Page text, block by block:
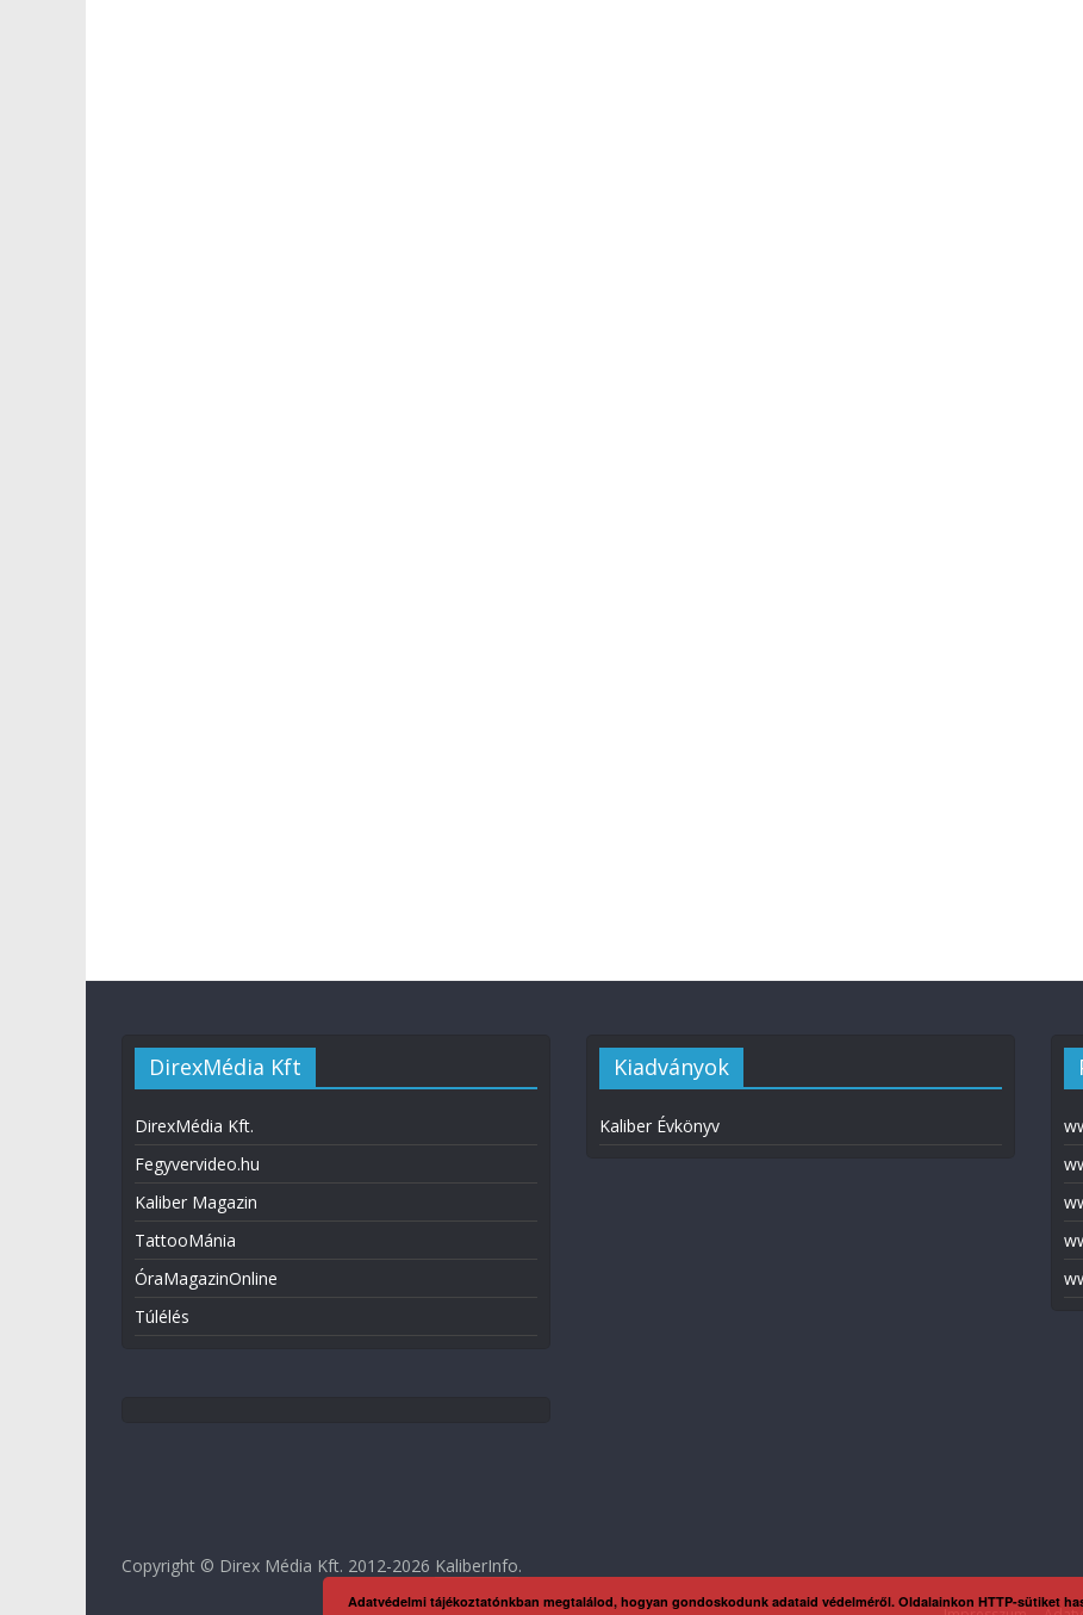
DirexMédia Kft
DirexMédia Kft.
Fegyvervideo.hu
Kaliber Magazin
TattooMánia
ÓraMagazinOnline
Túlélés
Kiadványok
Kaliber Évkönyv
Copyright © Direx Média Kft. 2012-2026 KaliberInfo.
Adatvédelmi tájékoztatónkban megtalálod, hogyan gondoskodunk adataid védelméről. Oldalainkon HTTP-sütiket